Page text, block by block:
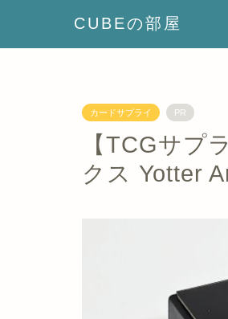
CUBEの部屋
カードサプライ PR
【TCGサプ
クス Yotter